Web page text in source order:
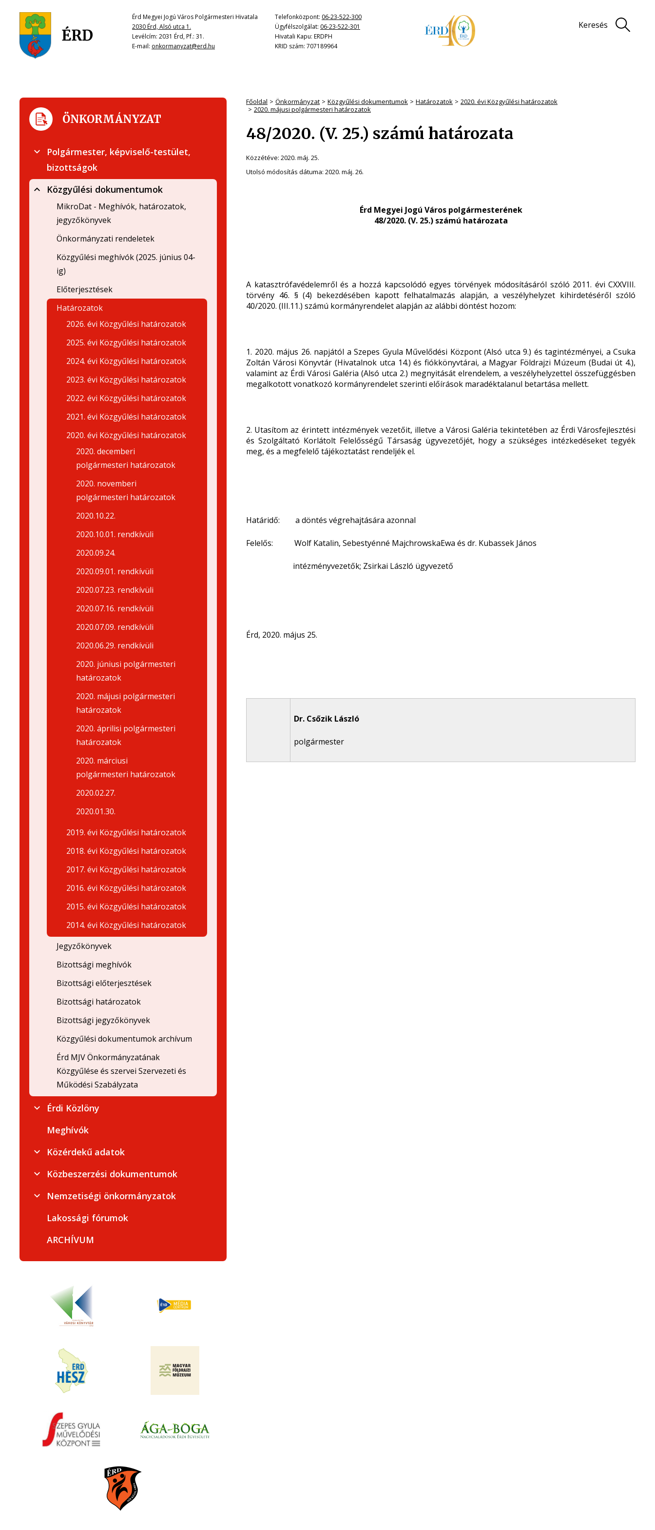
Érd Megyei Jogú Város Polgármesteri Hivatala
2030 Érd, Alsó utca 1.
Levélcím: 2031 Érd, Pf.: 31.
E-mail: onkormanyzat@erd.hu
Telefonközpont: 06-23-522-300
Ügyfélszolgálat: 06-23-522-301
Hivatali Kapu: ERDPH
KRID szám: 707189964
Keresés
Főoldal Önkormányzat Közgyűlési dokumentumok Határozatok
2020. évi Közgyűlési határozatok
2020. májusi polgármesteri határozatok
48/2020. (V. 25.) számú határozata
Közzétéve: 2020. máj. 25.
Utolsó módosítás dátuma: 2020. máj. 26.
Érd Megyei Jogú Város polgármesterének
48/2020. (V. 25.) számú határozata
A katasztrófavédelemről és a hozzá kapcsolódó egyes törvények módosításáról szóló 2011. évi CXXVIII.
törvény 46. § (4) bekezdésében kapott felhatalmazás alapján, a veszélyhelyzet kihirdetéséről szóló
40/2020. (III.11.) számú kormányrendelet alapján az alábbi döntést hozom:
1. 2020. május 26. napjától a Szepes Gyula Művelődési Központ (Alsó utca 9.) és tagintézményei, a Csuka
Zoltán Városi Könyvtár (Hivatalnok utca 14.) és fiókkönyvtárai, a Magyar Földrajzi Múzeum (Budai út 4.),
valamint az Érdi Városi Galéria (Alsó utca 2.) megnyitását elrendelem, a veszélyhelyzettel összefüggésben
megalkotott vonatkozó kormányrendelet szerinti előírások maradéktalanul betartása mellett.
2. Utasítom az érintett intézmények vezetőit, illetve a Városi Galéria tekintetében az Érdi Városfejlesztési
és Szolgáltató Korlátolt Felelősségű Társaság ügyvezetőjét, hogy a szükséges intézkedéseket tegyék
meg, és a megfelelő tájékoztatást rendeljék el.
Határidő: a döntés végrehajtására azonnal
Felelős: Wolf Katalin, Sebestyénné MajchrowskaEwa és dr. Kubassek János
intézményvezetők; Zsirkai László ügyvezető
Érd, 2020. május 25.
Dr. Csőzik László
polgármester
ÖNKORMÁNYZAT
Polgármester, képviselő-testület,
bizottságok
Közgyűlési dokumentumok
MikroDat - Meghívók, határozatok,
jegyzőkönyvek
Önkormányzati rendeletek
Közgyűlési meghívók (2025. június 04-
ig)
Előterjesztések
Határozatok
2026. évi Közgyűlési határozatok
2025. évi Közgyűlési határozatok
2024. évi Közgyűlési határozatok
2023. évi Közgyűlési határozatok
2022. évi Közgyűlési határozatok
2021. évi Közgyűlési határozatok
2020. évi Közgyűlési határozatok
2020. decemberi
polgármesteri határozatok
2020. novemberi
polgármesteri határozatok
2020.10.22.
2020.10.01. rendkívüli
2020.09.24.
2020.09.01. rendkívüli
2020.07.23. rendkívüli
2020.07.16. rendkívüli
2020.07.09. rendkívüli
2020.06.29. rendkívüli
2020. júniusi polgármesteri
határozatok
2020. májusi polgármesteri
határozatok
2020. áprilisi polgármesteri
határozatok
2020. márciusi
polgármesteri határozatok
2020.02.27.
2020.01.30.
2019. évi Közgyűlési határozatok
2018. évi Közgyűlési határozatok
2017. évi Közgyűlési határozatok
2016. évi Közgyűlési határozatok
2015. évi Közgyűlési határozatok
2014. évi Közgyűlési határozatok
Jegyzőkönyvek
Bizottsági meghívók
Bizottsági előterjesztések
Bizottsági határozatok
Bizottsági jegyzőkönyvek
Közgyűlési dokumentumok archívum
Érd MJV Önkormányzatának
Közgyűlése és szervei Szervezeti és
Működési Szabályzata
Érdi Közlöny
Meghívók
Közérdekű adatok
Közbeszerzési dokumentumok
Nemzetiségi önkormányzatok
Lakossági fórumok
ARCHÍVUM